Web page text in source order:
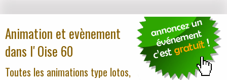
Animation et evènement
dans l' Oise 60
Toutes les animations type lotos,